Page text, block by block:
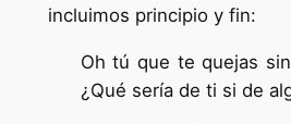
incluimos principio y fin:
Oh tú que te quejas
¿Qué sería de ti si de